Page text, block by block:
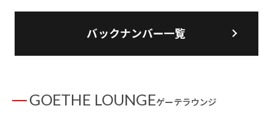
バックナンバー一覧
GOETHE LOUNGEゲーテラウンジ